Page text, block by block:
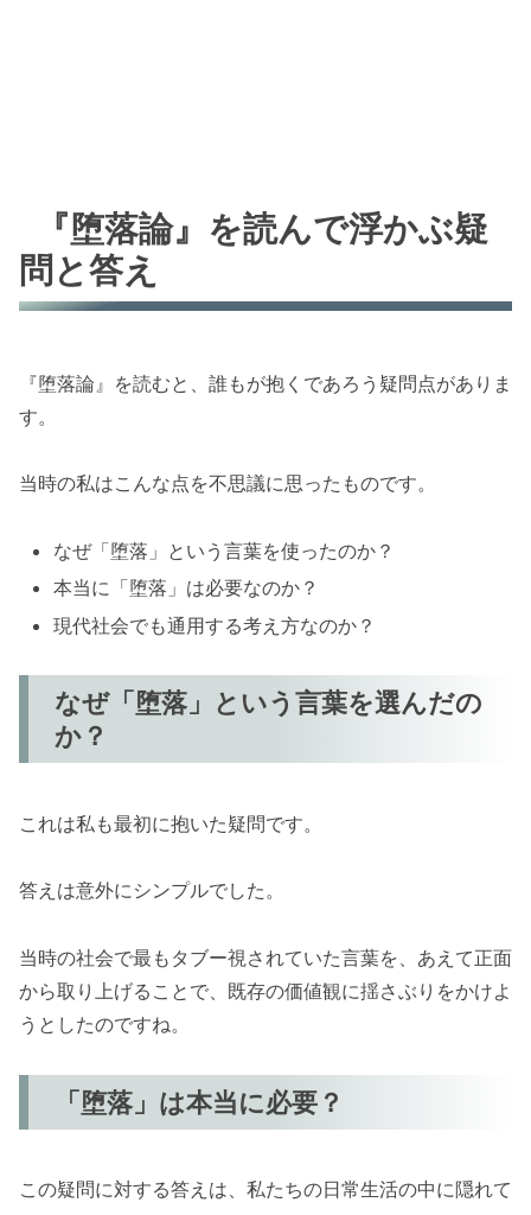
『堕落論』を読んで浮かぶ疑
問と答え
『堕落論』を読むと、誰もが抱くであろう疑問点がありま
す。
当時の私はこんな点を不思議に思ったものです。
なぜ「堕落」という言葉を使ったのか？
本当に「堕落」は必要なのか？
現代社会でも通用する考え方なのか？
なぜ「堕落」という言葉を選んだの
か？
これは私も最初に抱いた疑問です。
答えは意外にシンプルでした。
当時の社会で最もタブー視されていた言葉を、あえて正面
から取り上げることで、既存の価値観に揺さぶりをかけよ
うとしたのですね。
「堕落」は本当に必要？
この疑問に対する答えは、私たちの日常生活の中に隠れて